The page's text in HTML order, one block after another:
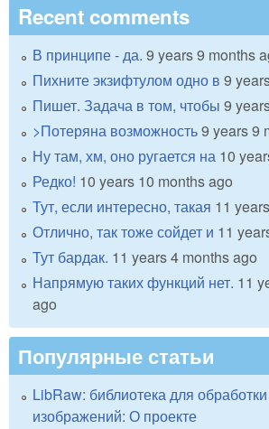
Recent comments
В принципе - да. 9 years 9 months
Пихните экзифтулом одно в 9
Пишет. Задача в том, чтобы 9
>Потеряна возможность9 years 9
Ну там, хм, оно ругается на 10
Редко! 10 years 10 months ago
Тут, если интересно, такая 11
Отлично, так тоже сойдет и 11
Тут бардак. 11 years 4 months ago
Напрямую таких функций нет. 11
ago
Популярные статьи
LibRaw: библиотека для
изображений: О проекте